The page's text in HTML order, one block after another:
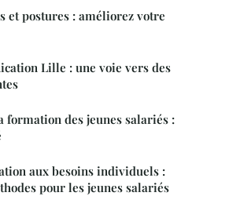
et postures : améliorez votre
Lille : une voie vers des
formation des jeunes salariés :
aux besoins individuels :
pour les jeunes salariés